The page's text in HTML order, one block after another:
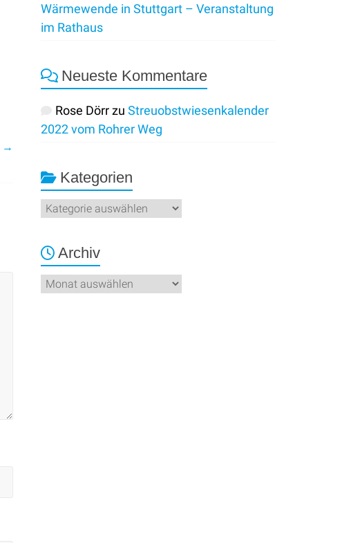
→
Wärmewende in Stuttgart – Veranstaltung
im Rathaus
Neueste Kommentare
Rose DörrzuStreuobstwiesenkalender
2022 vom Rohrer Weg
Kategorien
Kategorien
Archiv
Archiv